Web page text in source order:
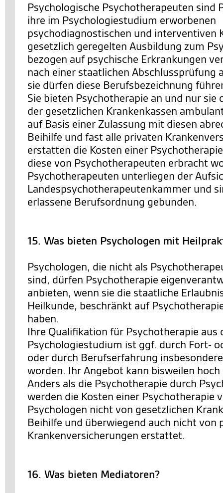
Psychologische Psychotherapeuten sind
ihre im Psychologiestudium erworbenen
psychodiagnostischen und interventiven
gesetzlich geregelten Ausbildung zum
bezogen auf psychische Erkrankungen
nach einer staatlichen Abschlussprüfung
sie dürfen diese Berufsbezeichnung
Sie bieten Psychotherapie an und nur sie
der gesetzlichen Krankenkassen
auf Basis einer Zulassung mit diesen
Beihilfe und fast alle privaten
erstatten die Kosten einer
diese von Psychotherapeuten erbracht
Psychotherapeuten unterliegen der
Landespsychotherapeutenkammer und
erlassene Berufsordnung gebunden.
15. Was bieten Psychologen mit
Psychologen, die nicht als
sind, dürfen Psychotherapie
anbieten, wenn sie die staatliche
Heilkunde, beschränkt auf
haben.
Ihre Qualifikation für Psychotherapie aus
Psychologiestudium ist ggf. durch Fort-
oder durch Berufserfahrung
worden. Ihr Angebot kann bisweilen
Anders als die Psychotherapie durch
werden die Kosten einer Psychotherapie
Psychologen nicht von gesetzlichen
Beihilfe und überwiegend auch nicht von
Krankenversicherungen erstattet.
16. Was bieten Mediatoren?